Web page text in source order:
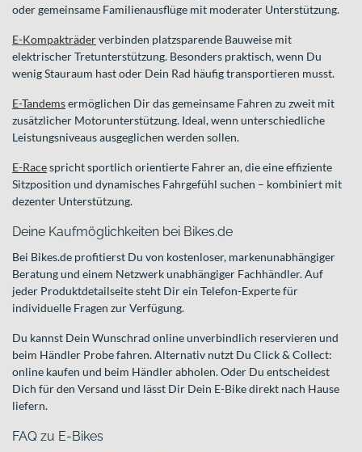
oder gemeinsame Familienausflüge mit moderater Unterstützung.
E-Kompakträderverbinden platzsparende Bauweise mit
elektrischer Tretunterstützung. Besonders praktisch, wenn Du
wenig Stauraum hast oder Dein Rad häufig transportieren musst.
E-Tandemsermöglichen Dir das gemeinsame Fahren zu zweit mit
zusätzlicher Motorunterstützung. Ideal, wenn unterschiedliche
Leistungsniveaus ausgeglichen werden sollen.
E-Racespricht sportlich orientierte Fahrer an, die eine effiziente
Sitzposition und dynamisches Fahrgefühl suchen – kombiniert mit
dezenter Unterstützung.
Deine Kaufmöglichkeiten bei Bikes.de
Bei Bikes.de profitierst Du von kostenloser, markenunabhängiger
Beratung und einem Netzwerk unabhängiger Fachhändler. Auf
jeder Produktdetailseite steht Dir ein Telefon-Experte für
individuelle Fragen zur Verfügung.
Du kannst Dein Wunschrad online unverbindlich reservieren und
beim Händler Probe fahren. Alternativ nutzt Du Click & Collect:
online kaufen und beim Händler abholen. Oder Du entscheidest
Dich für den Versand und lässt Dir Dein E-Bike direkt nach Hause
liefern.
FAQ zu E-Bikes